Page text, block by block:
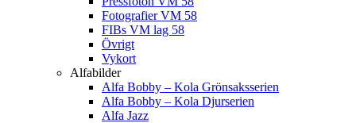
Fotografier VM 58
FIBs VM lag 58
Övrigt
Vykort
Alfabilder
Alfa Bobby – Kola Grönsaksserien
Alfa Bobby – Kola Djurserien
Alfa Jazz